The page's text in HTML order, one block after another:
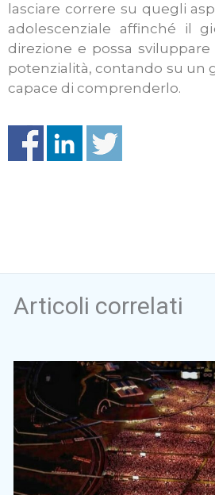
lasciare correre su quegli
adolescenziale affinché il
direzione e possa
potenzialità, contando su un
capace di comprenderlo.
Articoli correlati